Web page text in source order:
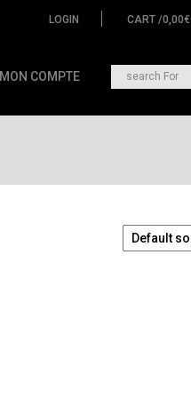
LOGIN CART /0,00€
MON COMPTE
Search
for: